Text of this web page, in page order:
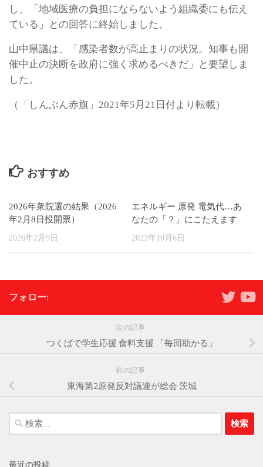
し、「地域医療の負担にならないよう組織委にも伝え
ている」との回答に終始しました。
山中県議は、「感染者数が高止まりの状況。知事も開
催中止の決断を政府に強く求めるべきだ」と要望しま
した。
（「しんぶん赤旗」2021年5月21日付より転載）
おすすめ
2026年衆院選の結果（2026
年2月8日投開票）
2026年2月9日
エネルギー 原発 電気代…あ
なたの「？」にこたえます
2023年10月6日
フォロー:
次の記事
つくばで学生応援 食料支援 「毎回助かる」
前の記事
東海第2原発反対議連が総会 茨城
検
索: